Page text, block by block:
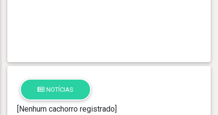
NOTÍCIAS
[Nenhum cachorro registrado]